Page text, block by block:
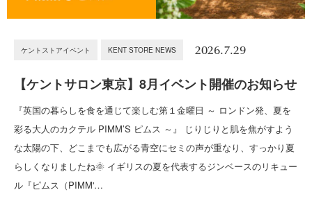
ケントストアイベント KENT STORE NEWS 2026.7.29
【ケントサロン東京】8月イベント開催のお知らせ
『英国の暮らしを食を通じて楽しむ第１金曜日 ～ ロンドン発、夏を
彩る大人のカクテル PIMM’S ピムス ～』 じりじりと肌を焦がすよう
な太陽の下、どこまでも広がる青空にセミの声が重なり、すっかり夏
らしくなりましたね🌞 イギリスの夏を代表するジンベースのリキュー
ル『ピムス（PIMM'…